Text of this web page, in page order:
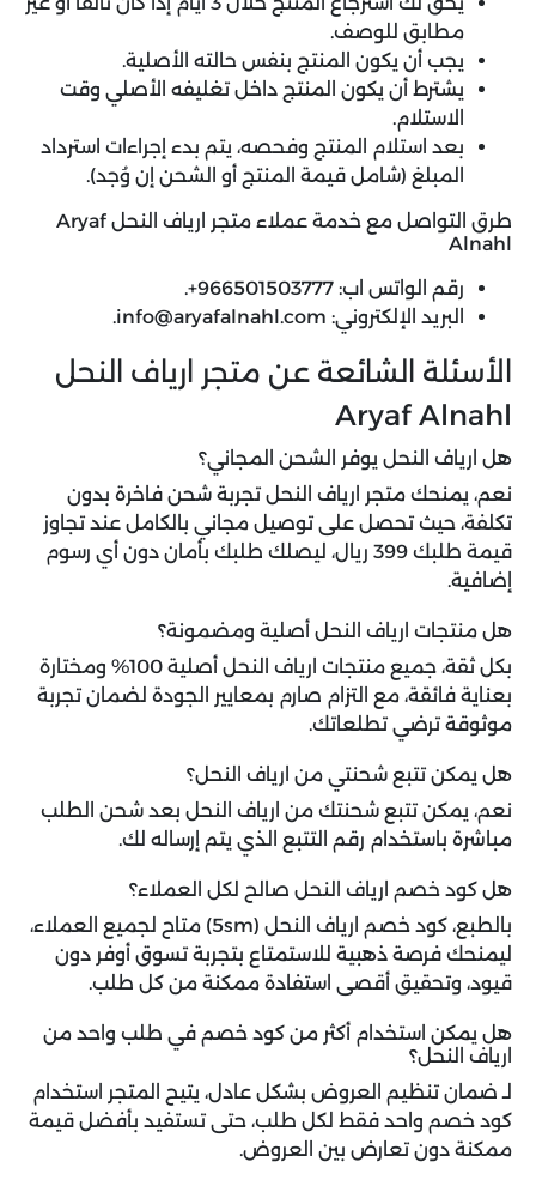
مطابق للوصف.
يجب أن يكون المنتج بنفس حالته الأصلية.
يشترط أن يكون المنتج داخل تغليفه الأصلي وقت
الاستلام.
بعد استلام المنتج وفحصه، يتم بدء إجراءات استرداد
المبلغ (شامل قيمة المنتج أو الشحن إن وُجد).
طرق التواصل مع خدمة عملاء متجر ارياف النحل Aryaf
Alnahl
رقم الواتس اب: 966501503777+.
البريد الإلكتروني: info@aryafalnahl.com.
الأسئلة الشائعة عن متجر ارياف النحل
Aryaf Alnahl
هل ارياف النحل يوفر الشحن المجاني؟
نعم، يمنحك متجر ارياف النحل تجربة شحن فاخرة بدون
تكلفة، حيث تحصل على توصيل مجاني بالكامل عند تجاوز
قيمة طلبك 399 ريال، ليصلك طلبك بأمان دون أي رسوم
إضافية.
هل منتجات ارياف النحل أصلية ومضمونة؟
بكل ثقة، جميع منتجات ارياف النحل أصلية 100% ومختارة
بعناية فائقة، مع التزام صارم بمعايير الجودة لضمان تجربة
موثوقة ترضي تطلعاتك.
هل يمكن تتبع شحنتي من ارياف النحل؟
نعم، يمكن تتبع شحنتك من ارياف النحل بعد شحن الطلب
مباشرة باستخدام رقم التتبع الذي يتم إرساله لك.
هل كود خصم ارياف النحل صالح لكل العملاء؟
بالطبع، كود خصم ارياف النحل (5sm) متاح لجميع العملاء،
ليمنحك فرصة ذهبية للاستمتاع بتجربة تسوق أوفر دون
قيود، وتحقيق أقصى استفادة ممكنة من كل طلب.
هل يمكن استخدام أكثر من كود خصم في طلب واحد من
ارياف النحل؟
لـ ضمان تنظيم العروض بشكل عادل، يتيح المتجر استخدام
كود خصم واحد فقط لكل طلب، حتى تستفيد بأفضل قيمة
ممكنة دون تعارض بين العروض.